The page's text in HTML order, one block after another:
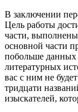
В заключении
Цель работы
части,
основной части
побольше данных
литературных
вас с ним не
тридцати
изыскателей,